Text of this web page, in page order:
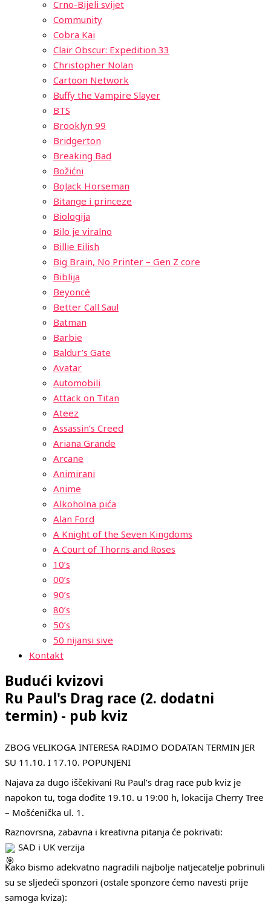
Crno-Bijeli svijet
Community
Cobra Kai
Clair Obscur: Expedition 33
Christopher Nolan
Cartoon Network
Buffy the Vampire Slayer
BTS
Brooklyn 99
Bridgerton
Breaking Bad
Božićni
BoJack Horseman
Bitange i princeze
Biologija
Bilo je viralno
Billie Eilish
Big Brain, No Printer – Gen Z core
Biblija
Beyoncé
Better Call Saul
Batman
Barbie
Baldur’s Gate
Avatar
Automobili
Attack on Titan
Ateez
Assassin’s Creed
Ariana Grande
Arcane
Animirani
Anime
Alkoholna pića
Alan Ford
A Knight of the Seven Kingdoms
A Court of Thorns and Roses
10’s
00’s
90’s
80’s
50’s
50 nijansi sive
Kontakt
Budući kvizovi
Ru Paul's Drag race (2. dodatni
termin) - pub kviz
ZBOG VELIKOGA INTERESA RADIMO DODATAN TERMIN JER
SU 11.10. I 17.10. POPUNJENI
Najava za dugo iščekivani Ru Paul’s drag race pub kviz je
napokon tu, toga dođite 19.10. u 19:00 h, lokacija Cherry Tree
– Mošćenička ul. 1.
Raznovrsna, zabavna i kreativna pitanja će pokrivati:
SAD i UK verzija
Kako bismo adekvatno nagradili najbolje natjecatelje pobrinuli
su se sljedeći sponzori (ostale sponzore ćemo navesti prije
samoga kviza):